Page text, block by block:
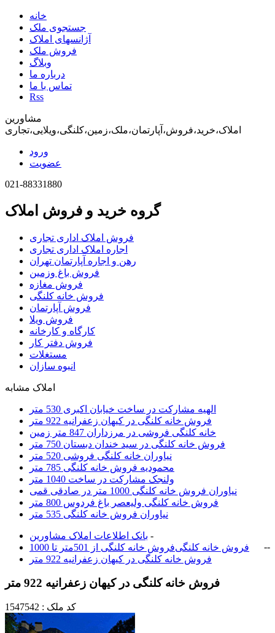
خانه
جستجوی ملک
آژانسهای املاک
فروش ملک
وبلاگ
درباره ما
تماس با ما
Rss
مشاورین
املاک،خرید،فروش،آپارتمان،ملک،زمین،کلنگی،ویلایی،تجاری
ورود
عضویت
021-88331880
گروه خرید و فروش املاک
فروش املاک اداری تجاری
اجاره املاک اداری تجاری
رهن و اجاره آپارتمان تهران
فروش باغ وزمین
فروش مغازه
فروش خانه کلنگی
فروش آپارتمان
فروش ویلا
کارگاه و کارخانه
فروش دفتر کار
مستغلات
انبوه سازان
املاک مشابه
الهیه مشارکت در ساخت خیابان اکبری 530 متر
فروش خانه کلنگی در کیهان زعفرانیه 922 متر
خانه کلنگی فروشی در مرزداران 847 متر زمین
فروش خانه کلنگی در سید خندان دبستان 750 متر
نیاوران خانه کلنگی فروشی 520 متر
محمودیه فروش خانه کلنگی 785 متر
ولنجک مشارکت در ساخت 1040 متر
نیاوران فروش خانه کلنگی 1000 متر در صادقی قمی
فروش خانه کلنگی ولیعصر باغ فردوس 800 متر
نیاوران فروش خانه کلنگی 535 متر
بانک اطلاعات املاک مشاورين -
فروش خانه کلنگی
- فروش خانه کلنگی از 501متر تا 1000
-
فروش خانه کلنگی در کیهان زعفرانیه 922 متر
فروش خانه کلنگی در کیهان زعفرانیه 922 متر
کد ملک : 1547542